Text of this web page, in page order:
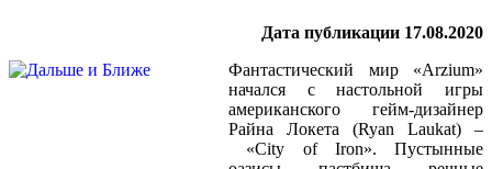
Дата публикации 17.08.2020
Фантастический мир «Arzium»
начался с настольной игры
американского гейм-дизайнер
Райна Локета (Ryan Laukat) –
«City of Iron». Пустынные